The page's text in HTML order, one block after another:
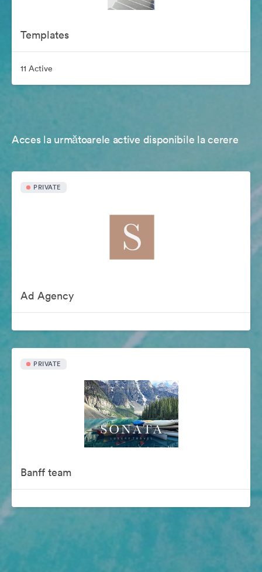
Templates
11 Active
Acces la următoarele active disponibile la cerere
PRIVATE
Ad Agency
PRIVATE
Banff team